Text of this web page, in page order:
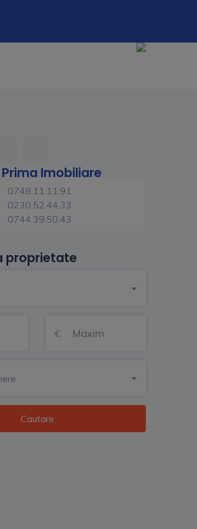
Prima Imobiliare
0748.11.11.91
0230.52.44.33
0744.39.50.43
proprietate
Cautare